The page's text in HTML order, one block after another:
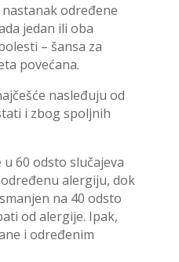
određene
jedan ili oba
– šansa za
povećana.
nasleđuju od
i zbog spoljnih
u 60 odsto slučajeva
alergiju, dok
na 40 odsto
od alergije. Ipak,
i određenim